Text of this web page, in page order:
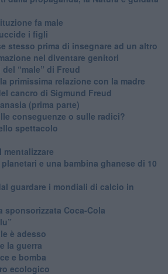
fa male
i figli
stesso prima di insegnare ad un altro
nel diventare genitori
“male” di Freud
primissima relazione con la madre
cancro di Sigmund Freud
(prima parte)
conseguenze o sulle radici?
spettacolo
mentalizzare
e una bambina ghanese di 10
guardare i mondiali di calcio in
sponsorizzata Coca-Cola
è adesso
la guerra
e bomba
ecologico